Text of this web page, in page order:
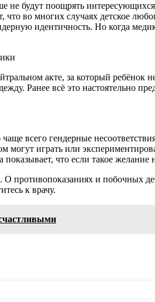
не будут поощрять
что во многих случаях детское
идентичность. Но когда
акте, за который
Ранее всё это настоятельно
всего гендерные
могут играть или
что если такое
противопоказаниях и побочных
к врачу.